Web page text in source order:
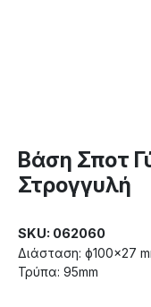
Βάση Σποτ
Στρογγυλή
SKU: 062060
Διάσταση: ф100×27
Τρύπα: 95mm